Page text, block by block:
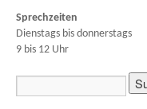
Sprechzeiten
Dienstags bis donnerstags
9 bis 12 Uhr